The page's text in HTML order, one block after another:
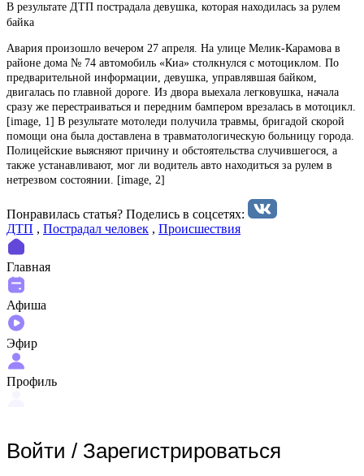
В результате ДТП пострадала девушка, которая находилась за рулем
байка
Авария произошло вечером 27 апреля. На улице Мелик-Карамова в
районе дома № 74 автомобиль «Киа» столкнулся с мотоциклом. По
предварительной информации, девушка, управлявшая байком,
двигалась по главной дороге. Из двора выехала легковушка, начала
сразу же перестраиваться и передним бампером врезалась в мотоцикл.
[image, 1] В результате мотоледи получила травмы, бригадой скорой
помощи она была доставлена в травматологическую больницу города.
Полицейские выясняют причину и обстоятельства случившегося, а
также устанавливают, мог ли водитель авто находиться за рулем в
нетрезвом состоянии. [image, 2]
Понравилась статья? Поделиcь в соцсетях:
ДТП , Пострадал человек , Происшествия
Главная
Афиша
Эфир
Профиль
Войти / Зарегистрироваться